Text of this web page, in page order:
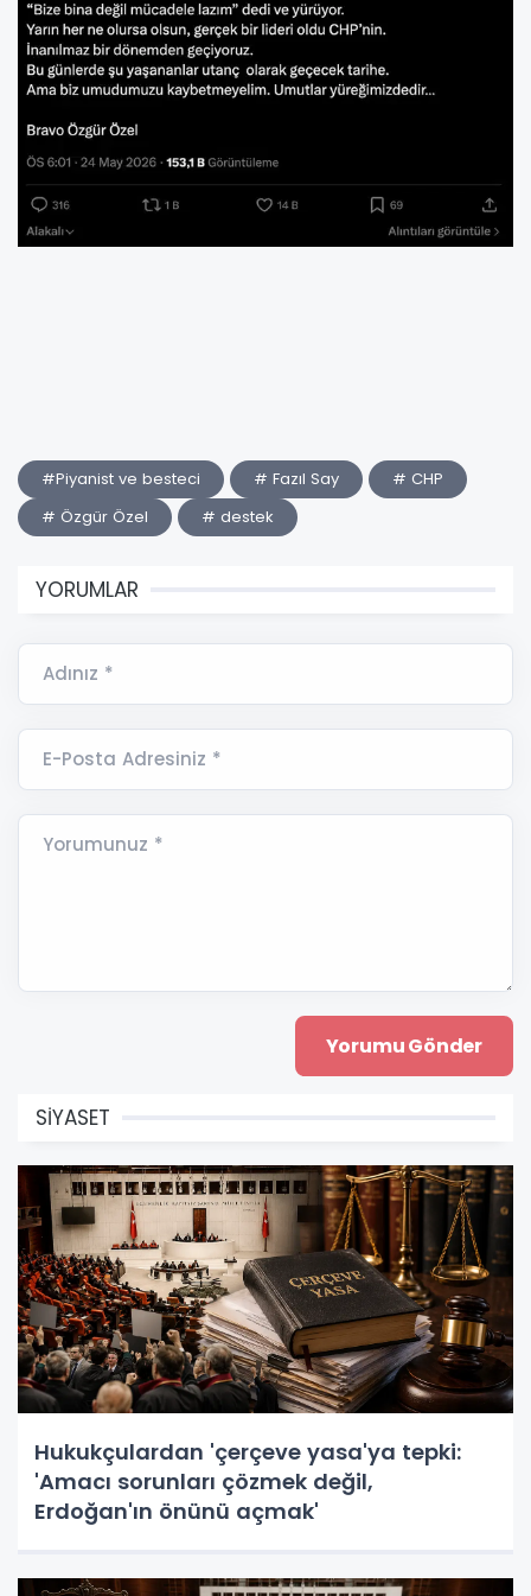
#Piyanist ve besteci # Fazıl Say
# CHP
# Özgür Özel
# destek
YORUMLAR
Adınız *
E-Posta Adresiniz *
Yorumunuz *
SİYASET
Hukukçulardan 'çerçeve yasa'ya tepki:
'Amacı sorunları çözmek değil,
Erdoğan'ın önünü açmak'